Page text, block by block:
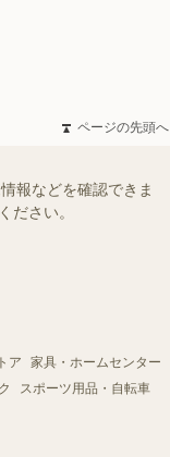
ページの先頭へ
報などを確認できま
ださい。
ア
家具・ホームセンター
スポーツ用品・自転車